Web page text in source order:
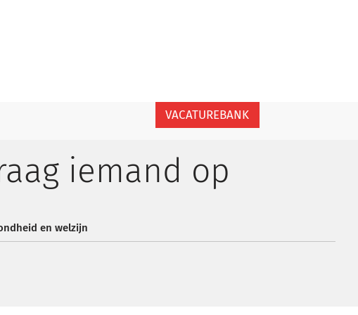
VACATUREBANK
iemand op
en welzijn